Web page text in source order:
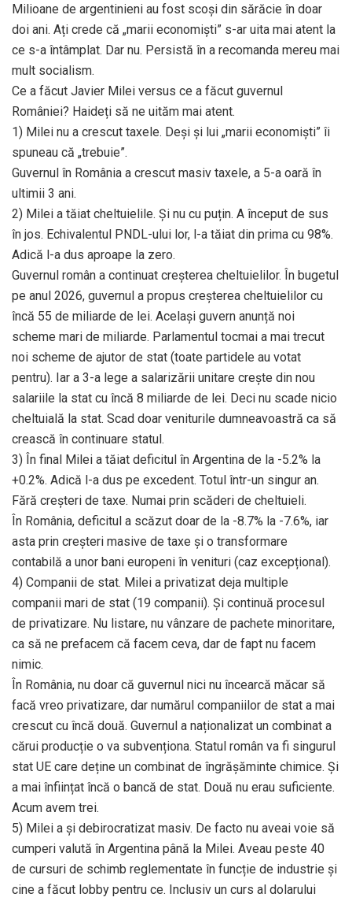
Milioane de argentinieni au fost scoși din sărăcie în doar
doi ani. Ați crede că „marii economiști” s-ar uita mai atent la
ce s-a întâmplat. Dar nu. Persistă în a recomanda mereu mai
mult socialism.
Ce a făcut Javier Milei versus ce a făcut guvernul
României? Haideți să ne uităm mai atent.
1) Milei nu a crescut taxele. Deși și lui „marii economiști” îi
spuneau că „trebuie”.
Guvernul în România a crescut masiv taxele, a 5-a oară în
ultimii 3 ani.
2) Milei a tăiat cheltuielile. Și nu cu puțin. A început de sus
în jos. Echivalentul PNDL-ului lor, l-a tăiat din prima cu 98%.
Adică l-a dus aproape la zero.
Guvernul român a continuat creșterea cheltuielilor. În bugetul
pe anul 2026, guvernul a propus creșterea cheltuielilor cu
încă 55 de miliarde de lei. Același guvern anunță noi
scheme mari de miliarde. Parlamentul tocmai a mai trecut
noi scheme de ajutor de stat (toate partidele au votat
pentru). Iar a 3-a lege a salarizării unitare crește din nou
salariile la stat cu încă 8 miliarde de lei. Deci nu scade nicio
cheltuială la stat. Scad doar veniturile dumneavoastră ca să
crească în continuare statul.
3) În final Milei a tăiat deficitul în Argentina de la -5.2% la
+0.2%. Adică l-a dus pe excedent. Totul într-un singur an.
Fără creșteri de taxe. Numai prin scăderi de cheltuieli.
În România, deficitul a scăzut doar de la -8.7% la -7.6%, iar
asta prin creșteri masive de taxe și o transformare
contabilă a unor bani europeni în venituri (caz excepțional).
4) Companii de stat. Milei a privatizat deja multiple
companii mari de stat (19 companii). Și continuă procesul
de privatizare. Nu listare, nu vânzare de pachete minoritare,
ca să ne prefacem că facem ceva, dar de fapt nu facem
nimic.
În România, nu doar că guvernul nici nu încearcă măcar să
facă vreo privatizare, dar numărul companiilor de stat a mai
crescut cu încă două. Guvernul a naționalizat un combinat a
cărui producție o va subvenționa. Statul român va fi singurul
stat UE care deține un combinat de îngrășăminte chimice. Și
a mai înființat încă o bancă de stat. Două nu erau suficiente.
Acum avem trei.
5) Milei a și debirocratizat masiv. De facto nu aveai voie să
cumperi valută în Argentina până la Milei. Aveau peste 40
de cursuri de schimb reglementate în funcție de industrie și
cine a făcut lobby pentru ce. Inclusiv un curs al dolarului